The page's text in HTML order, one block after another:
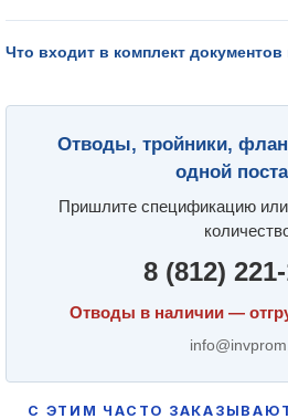
Что входит в комплект документов
Отводы, тройники,
одной
Пришлите спецификацию
8 (812)
Отводы в наличии —